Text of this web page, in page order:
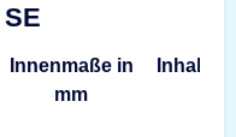
Innenmaße in
mm
Inhalt